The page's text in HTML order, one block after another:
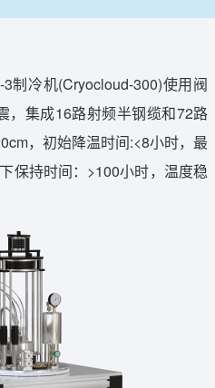
制冷机(Cryocloud-300)使用阀
，集成16路射频半钢缆和72路
，初始降温时间:<8小时，最
保持时间：>100小时，温度稳